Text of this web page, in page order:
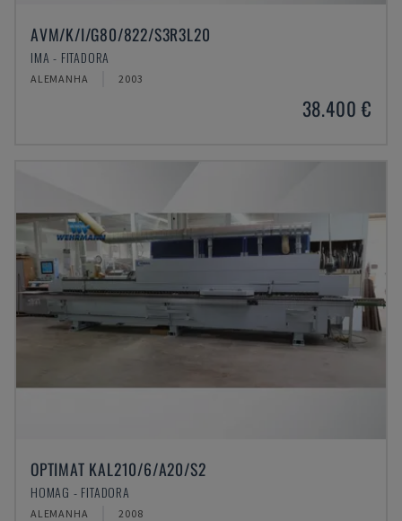
AVM/K/I/G80/822/S3R3L20
IMA - FITADORA
ALEMANHA 2003
38.400 €
OPTIMAT KAL210/6/A20/S2
HOMAG - FITADORA
ALEMANHA 2008